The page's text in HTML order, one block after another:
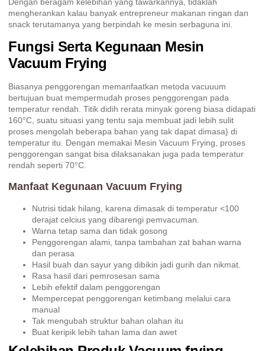
mengherankan kalau banyak entrepreneur makanan ringan dan
snack terutamanya yang berpindah ke mesin serbaguna ini.
Fungsi Serta Kegunaan Mesin
Vacuum Frying
Biasanya penggorengan memanfaatkan metoda vacuuum
bertujuan buat mempermudah proses penggorengan pada
temperatur rendah. Titik didih rerata minyak goreng biasa didapati
160°C, suatu situasi yang tentu saja membuat jadi lebih sulit
proses mengolah beberapa bahan yang tak dapat dimasa} di
temperatur itu. Dengan memakai Mesin Vacuum Frying, proses
penggorengan sangat bisa dilaksanakan juga pada temperatur
rendah seperti 70°C.
Manfaat Kegunaan Vacuum Frying
Nutrisi tidak hilang, karena dimasak di temperatur <100
derajat celcius yang dibarengi pemvacuman.
Warna tetap sama dan tidak gosong
Penggorengan alami, tanpa tambahan zat bahan warna
dan perasa
Hasil buah dan sayur yang dibikin jadi gurih dan nikmat.
Rasa hasil dari pemrosesan sama
Lebih efektif dalam penggorengan
Mempercepat penggorengan ketimbang melalui cara
manual
Tak mengubah struktur bahan olahan itu
Buat keripik lebih tahan lama dan awet